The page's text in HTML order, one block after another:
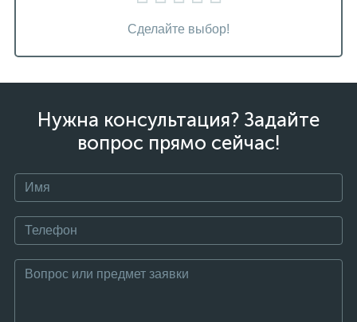
Сделайте выбор!
Нужна консультация? Задайте
вопрос прямо сейчас!